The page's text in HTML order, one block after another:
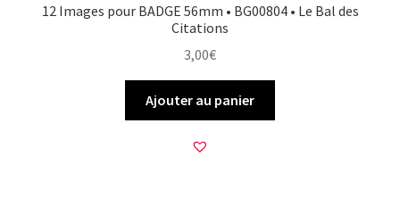
12 Images pour BADGE 56mm • BG00804 • Le Bal des
Citations
3,00€
Ajouter au panier